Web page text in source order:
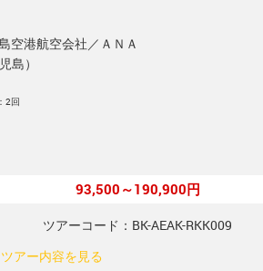
空港航空会社／ＡＮＡ
島）
2回
93,500～190,900円
ツアーコード：BK-AEAK-RKK009
ツアー内容を見る